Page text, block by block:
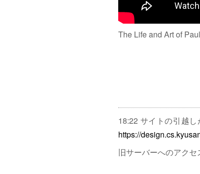
The Life and Art of
18:22 サイトの引越
https://
旧サーバーへのアクセ